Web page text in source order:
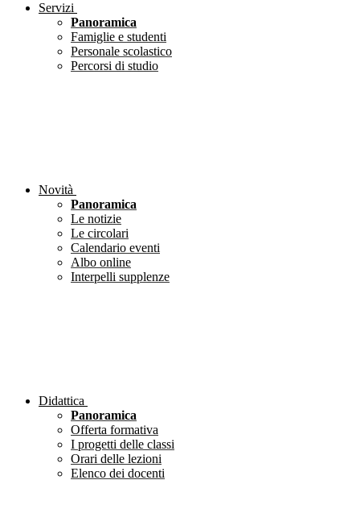
Servizi
Panoramica
Famiglie e studenti
Personale scolastico
Percorsi di studio
Novità
Panoramica
Le notizie
Le circolari
Calendario eventi
Albo online
Interpelli supplenze
Didattica
Panoramica
Offerta formativa
I progetti delle classi
Orari delle lezioni
Elenco dei docenti